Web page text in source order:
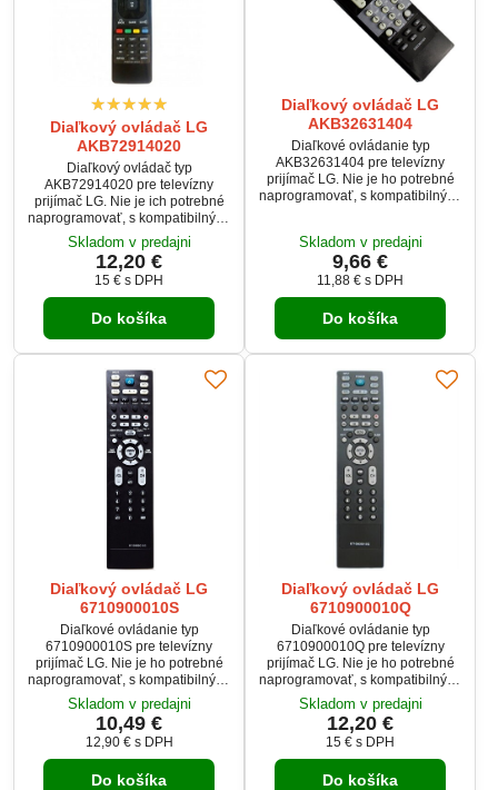
Diaľkový ovládač LG
AKB72914020
Diaľkový ovládač typ
AKB72914020 pre televízny
prijímač LG. Nie je ich potrebné
naprogramovať, s kompatibilnými
zariadeniami hneď fungujú.
Skladom v predajni
12,20 €
15 € s DPH
Do košíka
Diaľkový ovládač LG
AKB32631404
Diaľkové ovládanie typ
AKB32631404 pre televízny
prijímač LG. Nie je ho potrebné
naprogramovať, s kompatibilnými
Skladom v predajni
9,66 €
11,88 € s DPH
Do košíka
Diaľkový ovládač LG
6710900010S
Diaľkové ovládanie typ
6710900010S pre televízny
prijímač LG. Nie je ho potrebné
naprogramovať, s kompatibilnými
zariadeniami hneď funguje.
Skladom v predajni
10,49 €
12,90 € s DPH
Do košíka
Diaľkový ovládač LG
6710900010Q
Diaľkové ovládanie typ
6710900010Q pre televízny
prijímač LG. Nie je ho potrebné
naprogramovať, s kompatibilnými
zariadeniami hneď funguje.
Skladom v predajni
12,20 €
15 € s DPH
Do košíka